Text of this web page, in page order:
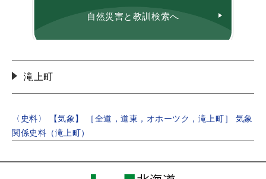
自然災害と教訓検索へ
滝上町
〈史料〉 【気象】 ［全道，道東，オホーツク，滝上町］ 気象
関係史料（滝上町）